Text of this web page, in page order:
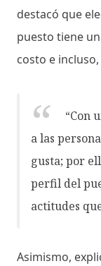
destacó que
puesto tiene
costo e
“Con
a las
gusta; por
perfil del
actitudes
Asimismo,